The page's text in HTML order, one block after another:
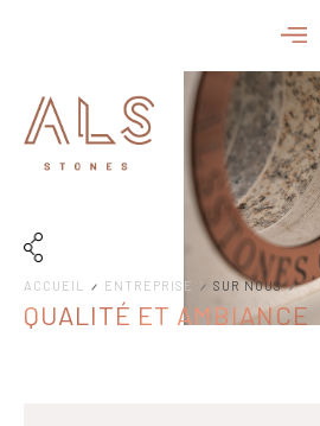
ACCUEIL ENTREPRISE SUR NOUS
QUALITÉ ET AMBIANCE